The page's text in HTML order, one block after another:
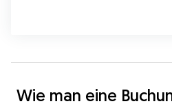
Wie man eine